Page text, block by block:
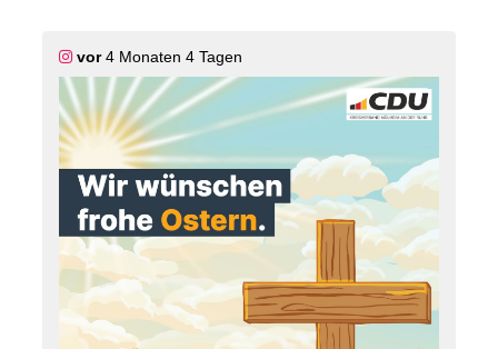
vor4 Monaten 4 Tagen